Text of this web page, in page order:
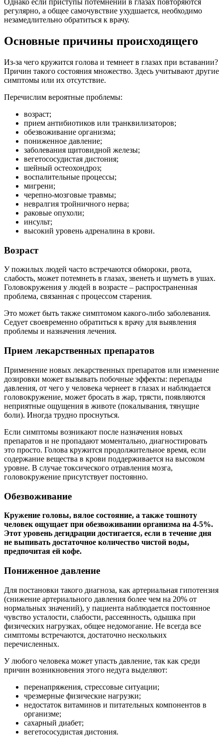
Однако если приступы потемнений в глазах повторяются
регулярно, а общее самочувствие ухудшается, необходимо
незамедлительно обратиться к врачу.
Основные причины происходящего
Из-за чего кружится голова и темнеет в глазах при вставании?
Причин такого состояния множество. Здесь учитывают другие
симптомы или их отсутствие.
Перечислим вероятные проблемы:
возраст;
прием антибиотиков или транквилизаторов;
обезвоживание организма;
пониженное давление;
заболевания щитовидной железы;
вегетососудистая дистония;
шейный остеохондроз;
воспалительные процессы;
мигрени;
черепно-мозговые травмы;
невралгия тройничного нерва;
раковые опухоли;
инсульт;
высокий уровень адреналина в крови.
Возраст
У пожилых людей часто встречаются обмороки, рвота,
слабость, может потемнеть в глазах, звенеть и шуметь в ушах.
Головокружения у людей в возрасте – распространенная
проблема, связанная с процессом старения.
Это может быть также симптомом какого-либо заболевания.
Седует своевременно обратиться к врачу для выявления
проблемы и назначения лечения.
Прием лекарственных препаратов
Применение новых лекарственных препаратов или изменение
дозировки может вызывать побочные эффекты: перепады
давления, от чего у человека чернеет в глазах и наблюдается
головокружение, может бросать в жар, трясти, появляются
неприятные ощущения в животе (покалывания, тянущие
боли). Иногда трудно проснуться.
Если симптомы возникают после назначения новых
препаратов и не пропадают моментально, диагностировать
это просто. Голова кружится продолжительное время, если
содержание вещества в крови поддерживается на высоком
уровне. В случае токсического отравления мозга,
головокружение присутствует постоянно.
Обезвоживание
Кружение головы, вялое состояние, а также тошноту
человек ощущает при обезвоживании организма на 4-5%.
Этот уровень дегидрации достигается, если в течение дня
не выпивать достаточное количество чистой воды,
предпочитая ей кофе.
Пониженное давление
Для постановки такого диагноза, как артериальная гипотензия
(снижение артериального давления более чем на 20% от
нормальных значений), у пациента наблюдается постоянное
чувство усталости, слабости, рассеянность, одышка при
физических нагрузках, общее недомогание. Не всегда все
симптомы встречаются, достаточно нескольких
перечисленных.
У любого человека может упасть давление, так как среди
причин возникновения этого недуга выделяют:
перенапряжения, стрессовые ситуации;
чрезмерные физические нагрузки;
недостаток витаминов и питательных компонентов в
организме;
сахарный диабет;
вегетососудистая дистония.